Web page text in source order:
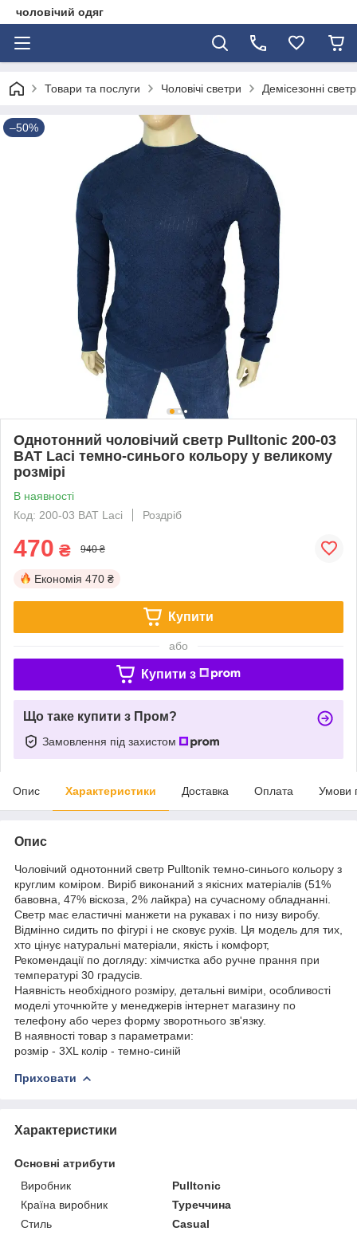
чоловічий одяг
Товари та послуги Чоловічі светри Демісезонні
–50%
Однотонний чоловічий светр Pulltonic 200-03
BAT Laci темно-синього кольору у великому
розмірі
В наявності
Код: 200-03 BAT Laci
Роздріб
470 ₴ 940 ₴
Економія 470 ₴
Купити
або
Купити з
Що таке купити з Пром?
Замовлення під захистом
Опис Характеристики Доставка Оплата Умови
Опис
Чоловічий однотонний светр Pulltonik темно-синього кольору з
круглим коміром. Виріб виконаний з якісних матеріалів (51%
бавовна, 47% віскоза, 2% лайкра) на сучасному обладнанні.
Светр має еластичні манжети на рукавах і по низу виробу.
Відмінно сидить по фігурі і не сковує рухів. Ця модель для тих,
хто цінує натуральні матеріали, якість і комфорт,
Рекомендації по догляду: хімчистка або ручне прання при
температурі 30 градусів.
Наявність необхідного розміру, детальні виміри, особливості
моделі уточнюйте у менеджерів інтернет магазину по
телефону або через форму зворотнього зв'язку.
В наявності товар з параметрами:
розмір - 3XL колір - темно-синій
Приховати
Характеристики
Основні атрибути
Виробник
Pulltonic
Країна виробник
Туреччина
Стиль
Casual